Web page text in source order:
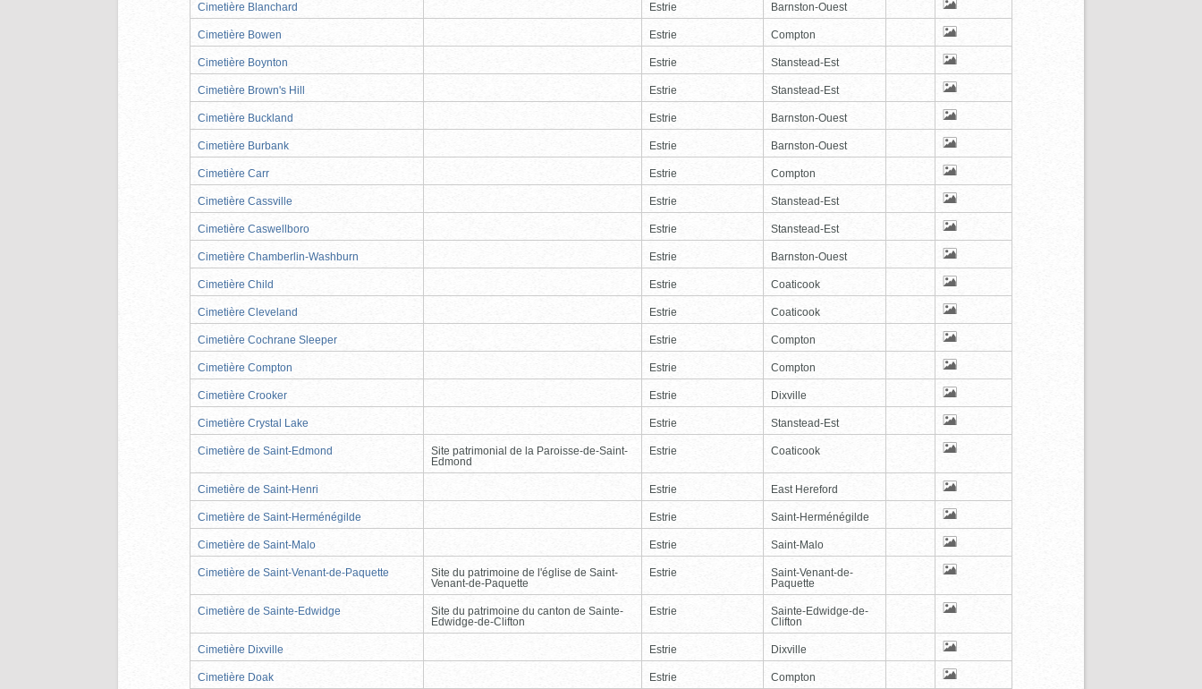
Cimetière Blanchard Estrie Barnston-Ouest
Cimetière Bowen Estrie Compton
Cimetière Boynton Estrie Stanstead-Est
Cimetière Brown's Hill Estrie Stanstead-Est
Cimetière Buckland Estrie Barnston-Ouest
Cimetière Burbank Estrie Barnston-Ouest
Cimetière Carr Estrie Compton
Cimetière Cassville Estrie Stanstead-Est
Cimetière Caswellboro Estrie Stanstead-Est
Cimetière Chamberlin-Washburn Estrie Barnston-Ouest
Cimetière Child Estrie Coaticook
Cimetière Cleveland Estrie Coaticook
Cimetière Cochrane Sleeper Estrie Compton
Cimetière Compton Estrie Compton
Cimetière Crooker Estrie Dixville
Cimetière Crystal Lake Estrie Stanstead-Est
Cimetière de Saint-Edmond
Site patrimonial de la Paroisse-de-Saint-
Edmond
Estrie Coaticook
Cimetière de Saint-Henri Estrie East Hereford
Cimetière de Saint-Herménégilde Estrie Saint-Herménégilde
Cimetière de Saint-Malo Estrie Saint-Malo
Cimetière de Saint-Venant-de-Paquette
Site du patrimoine de l'église de Saint-
Venant-de-Paquette
Estrie
Saint-Venant-de-
Paquette
Cimetière de Sainte-Edwidge
Site du patrimoine du canton de Sainte-
Edwidge-de-Clifton
Estrie
Sainte-Edwidge-de-
Clifton
Cimetière Dixville Estrie Dixville
Cimetière Doak Estrie Compton